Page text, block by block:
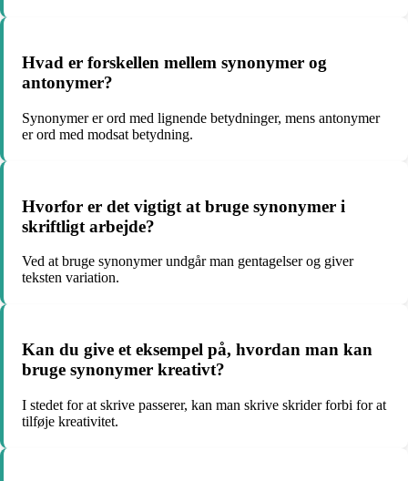
Hvad er forskellen mellem synonymer og
antonymer?
Synonymer er ord med lignende betydninger, mens antonymer
er ord med modsat betydning.
Hvorfor er det vigtigt at bruge synonymer i
skriftligt arbejde?
Ved at bruge synonymer undgår man gentagelser og giver
teksten variation.
Kan du give et eksempel på, hvordan man kan
bruge synonymer kreativt?
I stedet for at skrive passerer, kan man skrive skrider forbi for at
tilføje kreativitet.